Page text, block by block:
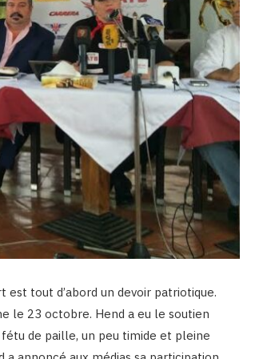
est tout d’abord un devoir patriotique.
le 23 octobre. Hend a eu le soutien
de paille, un peu timide et pleine